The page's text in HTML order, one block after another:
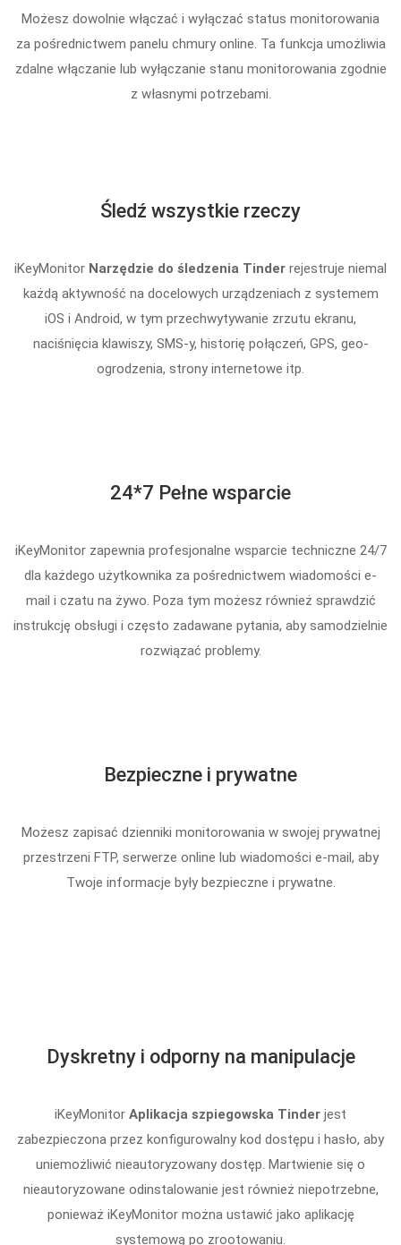
Możesz dowolnie włączać i wyłączać status monitorowania
za pośrednictwem panelu chmury online. Ta funkcja umożliwia
zdalne włączanie lub wyłączanie stanu monitorowania zgodnie
z własnymi potrzebami.
Śledź wszystkie rzeczy
iKeyMonitor Narzędzie do śledzenia Tinder rejestruje niemal
każdą aktywność na docelowych urządzeniach z systemem
iOS i Android, w tym przechwytywanie zrzutu ekranu,
naciśnięcia klawiszy, SMS-y, historię połączeń, GPS, geo-
ogrodzenia, strony internetowe itp.
24*7 Pełne wsparcie
iKeyMonitor zapewnia profesjonalne wsparcie techniczne 24/7
dla każdego użytkownika za pośrednictwem wiadomości e-
mail i czatu na żywo. Poza tym możesz również sprawdzić
instrukcję obsługi i często zadawane pytania, aby samodzielnie
rozwiązać problemy.
Bezpieczne i prywatne
Możesz zapisać dzienniki monitorowania w swojej prywatnej
przestrzeni FTP, serwerze online lub wiadomości e-mail, aby
Twoje informacje były bezpieczne i prywatne.
Dyskretny i odporny na manipulacje
iKeyMonitor Aplikacja szpiegowska Tinder jest
zabezpieczona przez konfigurowalny kod dostępu i hasło, aby
uniemożliwić nieautoryzowany dostęp. Martwienie się o
nieautoryzowane odinstalowanie jest również niepotrzebne,
ponieważ iKeyMonitor można ustawić jako aplikację
systemową po zrootowaniu.